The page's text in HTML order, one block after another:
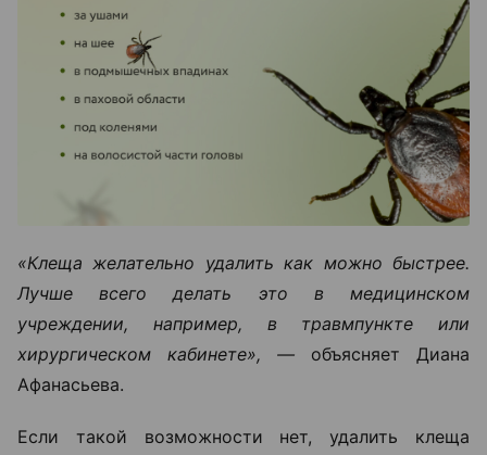
«Клеща желательно удалить как можно быстрее.
Лучше всего делать это в медицинском
учреждении, например, в травмпункте или
хирургическом кабинете», — объясняет Диана
Афанасьева.
Если такой возможности нет, удалить клеща